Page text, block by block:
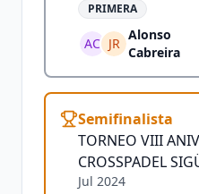
PRIMERA
AC JR
Alonso
Cabreira
Semifinalista
TORNEO VIII
CROSSPADEL
Jul 2024